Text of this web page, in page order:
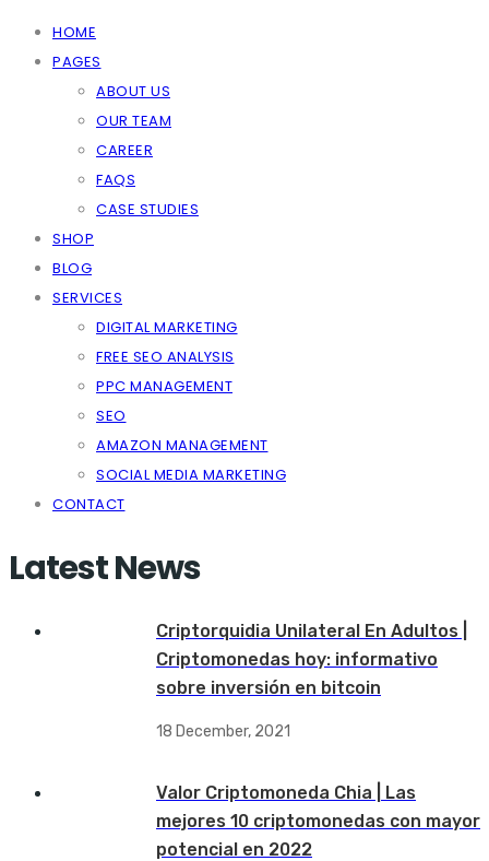
HOME
PAGES
ABOUT US
OUR TEAM
CAREER
FAQS
CASE STUDIES
SHOP
BLOG
SERVICES
DIGITAL MARKETING
FREE SEO ANALYSIS
PPC MANAGEMENT
SEO
AMAZON MANAGEMENT
SOCIAL MEDIA MARKETING
CONTACT
Latest News
Criptorquidia Unilateral En Adultos |
Criptomonedas hoy: informativo
sobre inversión en bitcoin
18 December, 2021
Valor Criptomoneda Chia | Las
mejores 10 criptomonedas con mayor
potencial en 2022